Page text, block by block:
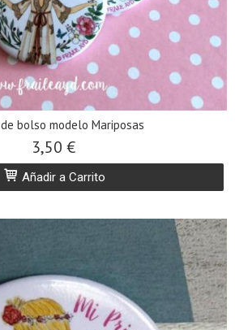
bolso modelo Mariposas
3,50 €
Añadir a Carrito